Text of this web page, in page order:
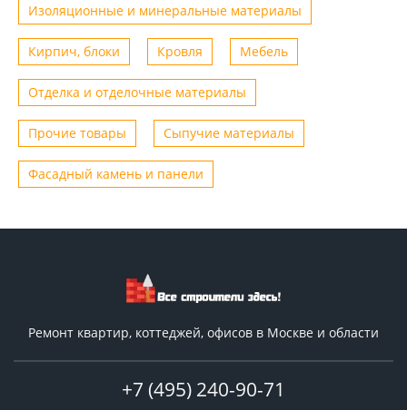
Изоляционные и минеральные материалы
Кирпич, блоки Кровля Мебель
Отделка и отделочные материалы
Прочие товары Сыпучие материалы
Фасадный камень и панели
Ремонт квартир, коттеджей, офисов в Москве и области
+7 (495) 240-90-71